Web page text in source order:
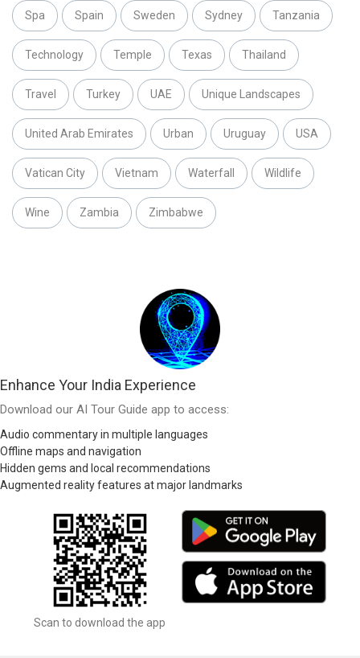
Spa Spain Sweden Sydney Tanzania
Technology Temple Texas Thailand
Travel Turkey UAE Unique Landscapes
United Arab Emirates Urban Uruguay USA
Vatican City Vietnam Waterfall Wildlife
Wine Zambia Zimbabwe
Enhance Your India Experience
Download our AI Tour Guide app to access:
Audio commentary in multiple languages
Offline maps and navigation
Hidden gems and local recommendations
Augmented reality features at major landmarks
Scan to download the app